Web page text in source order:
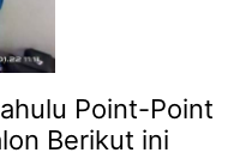
Point-Point
Berikut ini